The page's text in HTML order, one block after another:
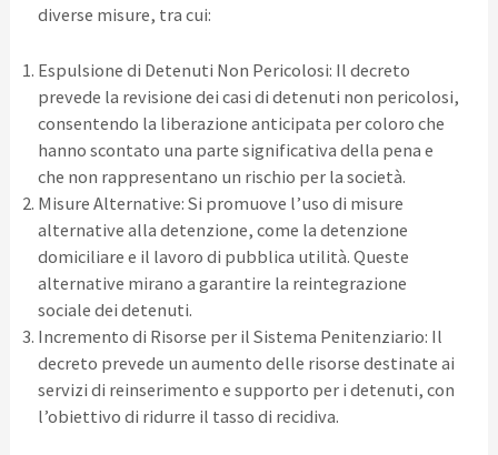
diverse misure, tra cui:
Espulsione di Detenuti Non Pericolosi: Il decreto
prevede la revisione dei casi di detenuti non pericolosi,
consentendo la liberazione anticipata per coloro che
hanno scontato una parte significativa della pena e
che non rappresentano un rischio per la società.
Misure Alternative: Si promuove l’uso di misure
alternative alla detenzione, come la detenzione
domiciliare e il lavoro di pubblica utilità. Queste
alternative mirano a garantire la reintegrazione
sociale dei detenuti.
Incremento di Risorse per il Sistema Penitenziario: Il
decreto prevede un aumento delle risorse destinate ai
servizi di reinserimento e supporto per i detenuti, con
l’obiettivo di ridurre il tasso di recidiva.